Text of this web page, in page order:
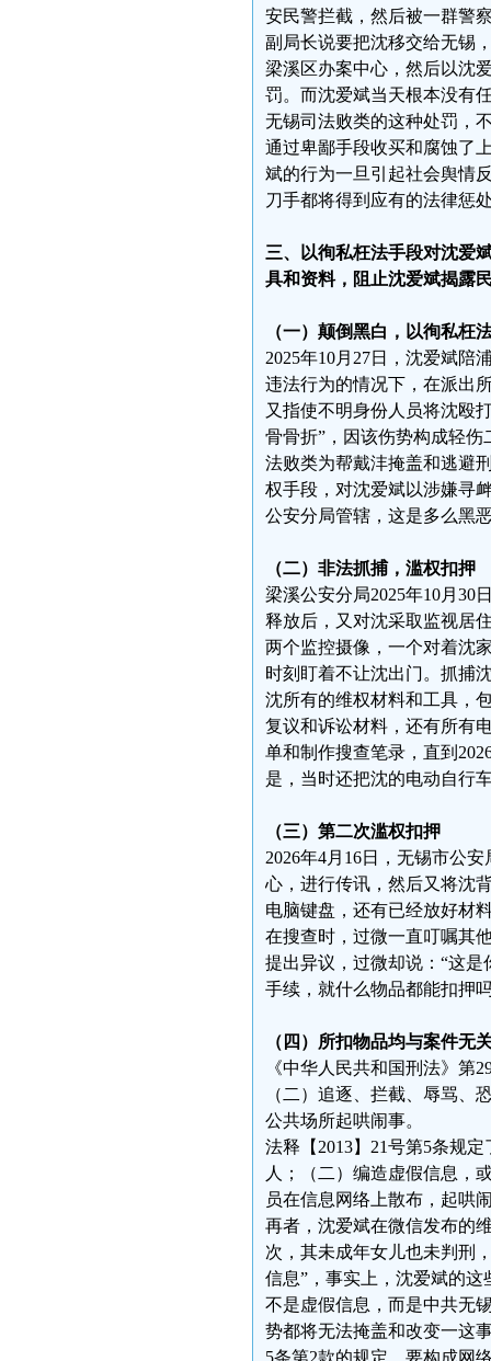
安民警拦截，然后被一群警
副局长说要把沈移交给无锡
梁溪区办案中心，然后以沈
罚。而沈爱斌当天根本没有
无锡司法败类的这种处罚，
通过卑鄙手段收买和腐蚀了
斌的行为一旦引起社会舆情
刀手都将得到应有的法律惩
三、以徇私枉法手段对沈爱
具和资料，阻止沈爱斌揭露
（一）颠倒黑白，以徇私枉
2025年10月27日，沈爱斌陪
违法行为的情况下，在派出
又指使不明身份人员将沈殴
骨骨折”，因该伤势构成轻
法败类为帮戴沣掩盖和逃避
权手段，对沈爱斌以涉嫌寻
公安分局管辖，这是多么黑
（二）非法抓捕，滥权扣押
梁溪公安分局2025年10月30
释放后，又对沈采取监视居
两个监控摄像，一个对着沈
时刻盯着不让沈出门。抓捕
沈所有的维权材料和工具，
复议和诉讼材料，还有所有
单和制作搜查笔录，直到
是，当时还把沈的电动自行
（三）第二次滥权扣押
2026年4月16日，无锡市公
心，进行传讯，然后又将沈
电脑键盘，还有已经放好材
在搜查时，过微一直叮嘱其
提出异议，过微却说：“这
手续，就什么物品都能扣押
（四）所扣物品均与案件无
《中华人民共和国刑法》第
（二）追逐、拦截、辱骂、
公共场所起哄闹事。
法释【2013】21号第5条规
人；（二）编造虚假信息，
员在信息网络上散布，起哄
再者，沈爱斌在微信发布的
次，其未成年女儿也未判刑
信息”，事实上，沈爱斌的
不是虚假信息，而是中共无
势都将无法掩盖和改变一这
5条第2款的规定，要构成网